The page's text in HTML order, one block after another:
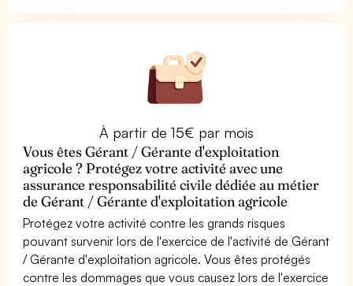
À partir de 15€ par mois
Vous êtes Gérant / Gérante d'exploitation
agricole ? Protégez votre activité avec une
assurance responsabilité civile dédiée au métier
de Gérant / Gérante d'exploitation agricole
Protégez votre activité contre les grands risques
pouvant survenir lors de l'exercice de l'activité de Gérant
/ Gérante d'exploitation agricole. Vous êtes protégés
contre les dommages que vous causez lors de l'exercice